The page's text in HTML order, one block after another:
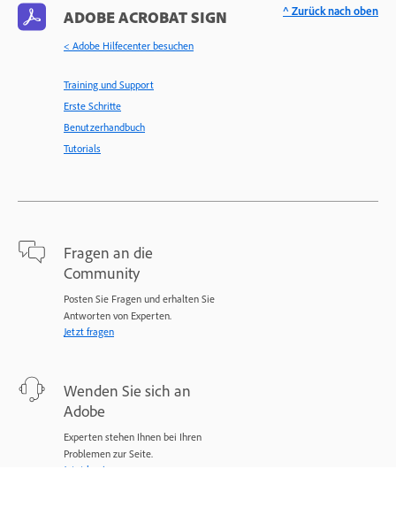
ADOBE ACROBAT SIGN
< Adobe Hilfecenter besuchen
Training und Support
Erste Schritte
Benutzerhandbuch
Tutorials
Fragen an die
Community
Posten Sie Fragen und erhalten Sie
Antworten von Experten.
Jetzt fragen
Wenden Sie sich an
Adobe
Experten stehen Ihnen bei Ihren
Problemen zur Seite.
Jetzt beginnen
^ Zurück nach oben